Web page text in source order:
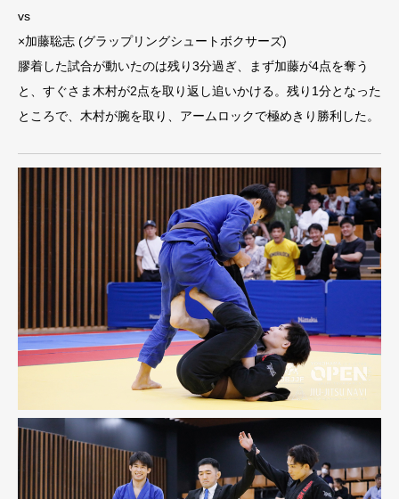
vs
×加藤聡志 (グラップリングシュートボクサーズ)
膠着した試合が動いたのは残り3分過ぎ、まず加藤が4点を奪う
と、すぐさま木村が2点を取り返し追いかける。残り1分となった
ところで、木村が腕を取り、アームロックで極めきり勝利した。